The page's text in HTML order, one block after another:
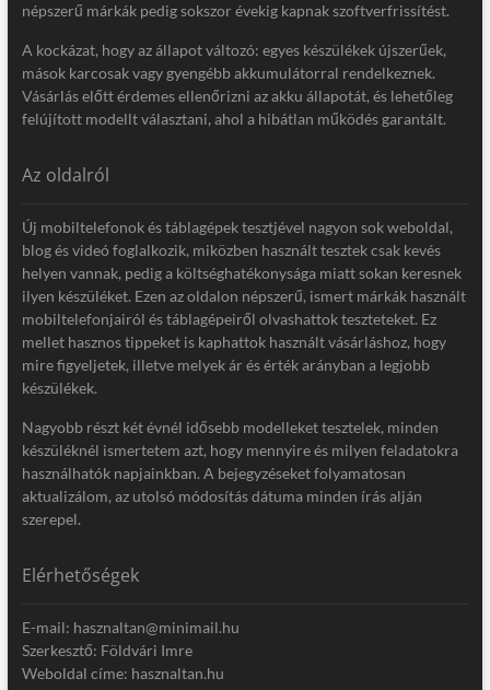
népszerű márkák pedig sokszor évekig kapnak szoftverfrissítést.
A kockázat, hogy az állapot változó: egyes készülékek újszerűek,
mások karcosak vagy gyengébb akkumulátorral rendelkeznek.
Vásárlás előtt érdemes ellenőrizni az akku állapotát, és lehetőleg
felújított modellt választani, ahol a hibátlan működés garantált.
Az oldalról
Új mobiltelefonok és táblagépek tesztjével nagyon sok weboldal,
blog és videó foglalkozik, miközben használt tesztek csak kevés
helyen vannak, pedig a költséghatékonysága miatt sokan keresnek
ilyen készüléket. Ezen az oldalon népszerű, ismert márkák használt
mobiltelefonjairól és táblagépeiről olvashattok teszteteket. Ez
mellet hasznos tippeket is kaphattok használt vásárláshoz, hogy
mire figyeljetek, illetve melyek ár és érték arányban a legjobb
készülékek.
Nagyobb részt két évnél idősebb modelleket tesztelek, minden
készüléknél ismertetem azt, hogy mennyire és milyen feladatokra
használhatók napjainkban. A bejegyzéseket folyamatosan
aktualizálom, az utolsó módosítás dátuma minden írás alján
szerepel.
Elérhetőségek
E-mail: hasznaltan@minimail.hu
Szerkesztő: Földvári Imre
Weboldal címe: hasznaltan.hu